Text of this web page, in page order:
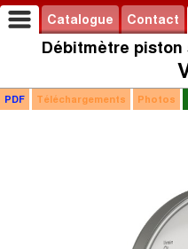
Catalogue Contact
Débitmètre
PDF Téléchargements Photos